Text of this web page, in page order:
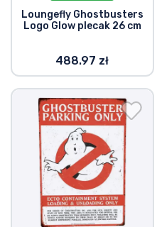
Loungefly Ghostbusters
Logo Glow plecak 26 cm
488.97 zł